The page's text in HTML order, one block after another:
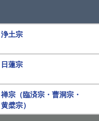
浄土宗
日蓮宗
禅宗（臨済宗・曹洞宗・
黄檗宗）